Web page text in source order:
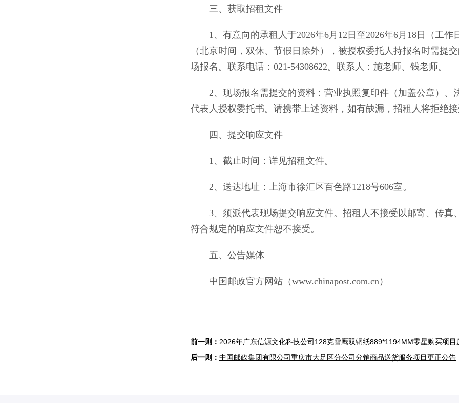
三、获取招租文件
1、有意向的承租人于2026年6月12日至2026年6月18日（工作
（北京时间，双休、节假日除外），被授权委托人持报名时需提
场报名。联系电话：021-54308622。联系人：施老师、钱老师。
2、现场报名需提交的资料：营业执照复印件（加盖公章）、
代表人授权委托书。请携带上述资料，如有缺漏，招租人将拒绝
四、提交响应文件
1、截止时间：详见招租文件。
2、送达地址：上海市徐汇区百色路1218号606室。
3、须派代表现场提交响应文件。招租人不接受以邮寄、传真
符合规定的响应文件恕不接受。
五、公告媒体
中国邮政官方网站（www.chinapost.com.cn）
2026年广东信源文化科技公司128克雪鹰双铜纸889*1194MM零星购买项目
中国邮政集团有限公司重庆市大足区分公司分销商品送货服务项目更正公告